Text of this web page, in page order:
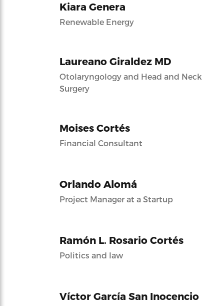
Kiara Genera
Renewable Energy
Laureano Giraldez MD
Otolaryngology and Head and Neck
Surgery
Moises Cortés
Financial Consultant
Orlando Alomá
Project Manager at a Startup
Ramón L. Rosario Cortés
Politics and law
Víctor García San Inocencio